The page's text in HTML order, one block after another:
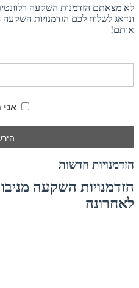
לא מצאתם הזדמנות השקעה
ונדאג לשלוח לכם הזדמנויות
אותם!
הזדמנויות חדשות
הזדמנויות השקעה
לאחרונה